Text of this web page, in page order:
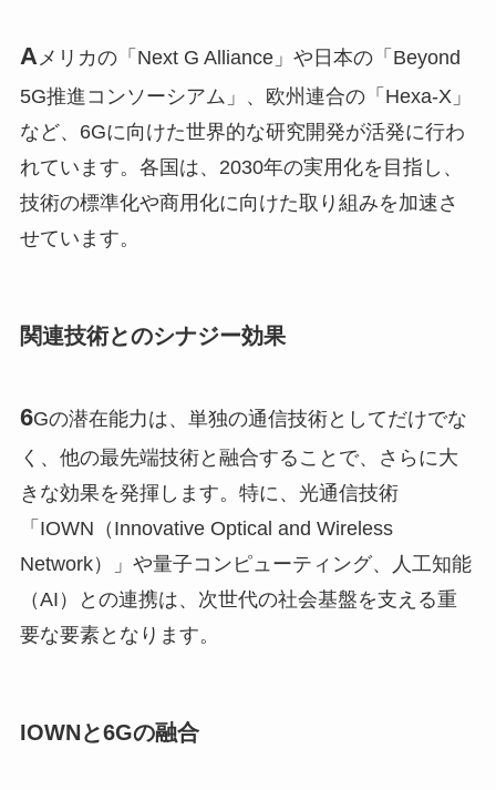
Aメリカの「Next G Alliance」や日本の「Beyond
5G推進コンソーシアム」、欧州連合の「Hexa-X」
など、6Gに向けた世界的な研究開発が活発に行わ
れています。各国は、2030年の実用化を目指し、
技術の標準化や商用化に向けた取り組みを加速さ
せています。
関連技術とのシナジー効果
6Gの潜在能力は、単独の通信技術としてだけでな
く、他の最先端技術と融合することで、さらに大
きな効果を発揮します。特に、光通信技術
「IOWN（Innovative Optical and Wireless
Network）」や量子コンピューティング、人工知能
（AI）との連携は、次世代の社会基盤を支える重
要な要素となります。
IOWNと6Gの融合